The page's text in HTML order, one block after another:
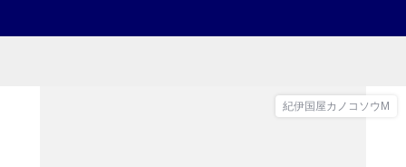
紀伊国屋カノコソウM